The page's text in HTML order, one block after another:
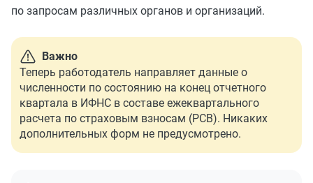
по запросам различных органов и организаций.
Важно
Теперь работодатель направляет данные о
численности по состоянию на конец отчетного
квартала в ИФНС в составе ежеквартального
расчета по страховым взносам (РСВ). Никаких
дополнительных форм не предусмотрено.